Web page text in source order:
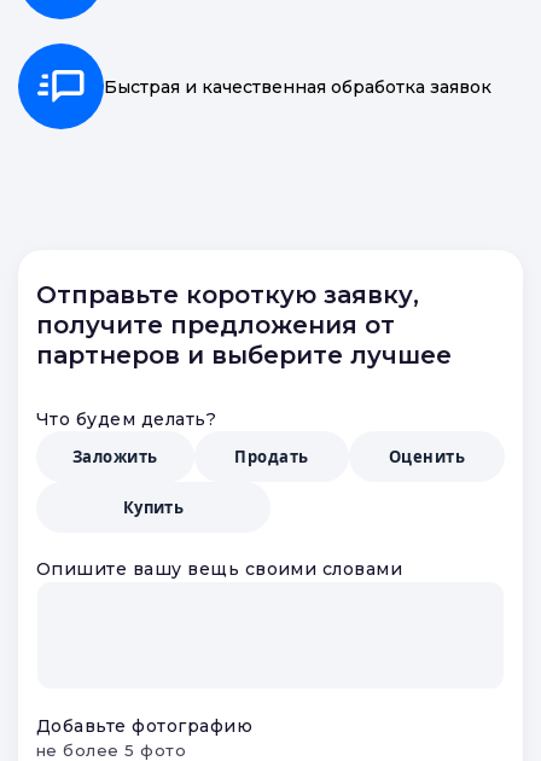
Быстрая и качественная обработка заявок
Отправьте короткую заявку,
получите предложения от
партнеров и выберите лучшее
Что будем делать?
Заложить
Продать Оценить
Купить
Опишите вашу вещь своими словами
Добавьте фотографию
не более 5 фото